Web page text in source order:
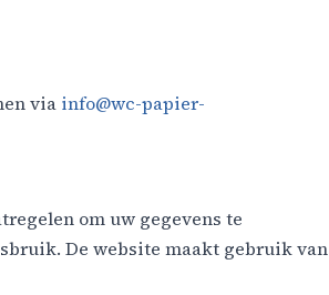
via info@wc-papier-
om uw gegevens te
De website maakt gebruik van